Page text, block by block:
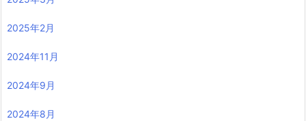
2025年2月
2024年11月
2024年9月
2024年8月